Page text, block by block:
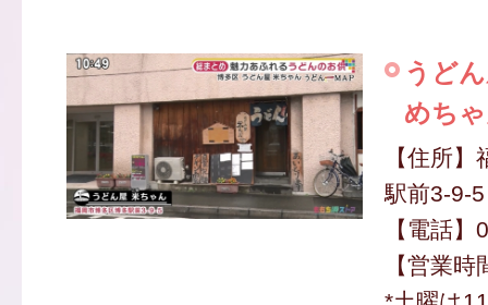
うど
めち
【住所
駅前3-9-5
【電話
【営業